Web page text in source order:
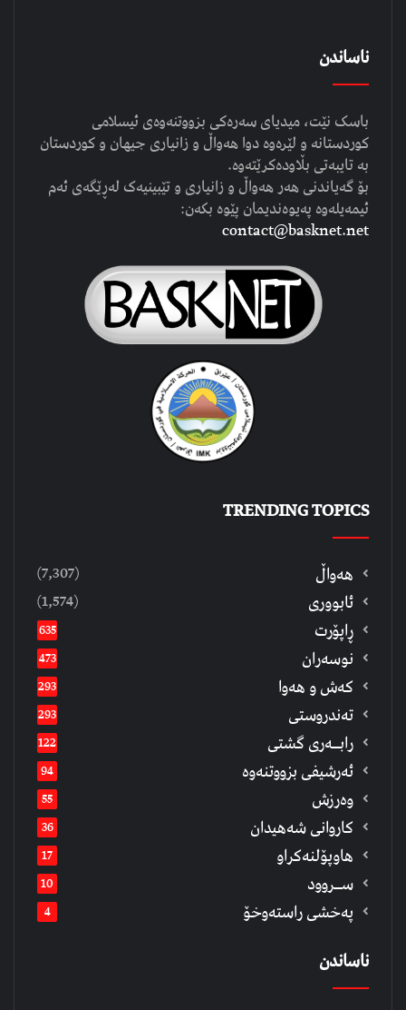
ناساندن
باسک نێت، میدیای سەرەکی بزووتنەوەی ئیسلامی
کوردستانە و لێرەوە دوا هەواڵ و زانیاری جیهان و کوردستان
بە تایبەتی بڵاودەکرێتەوە.
بۆ گەیاندنی هەر هەواڵ و زانیاری و تێبینیەک لەڕێگەی ئەم
ئیمەیلەوە پەیوەندیمان پێوە بکەن:
contact@basknet.net
TRENDING TOPICS
هەواڵ (7,307)
ئابووری (1,574)
ڕاپۆرت 635
نوسەران 473
كەش و هەوا 293
تەندروستی 293
رابــه‌ری گشتی 122
ئەرشیفى بزووتنەوە 94
وەرزش 55
كاروانی شەهیدان 36
هاوپۆلنەكراو 17
ســروود 10
په‌خشی راسته‌وخۆ 4
ناساندن